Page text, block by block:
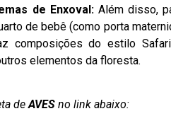
de Enxoval:Além disso,
de bebê (como porta
composições do estilo
elementos da floresta.
deAVES no link abaixo: